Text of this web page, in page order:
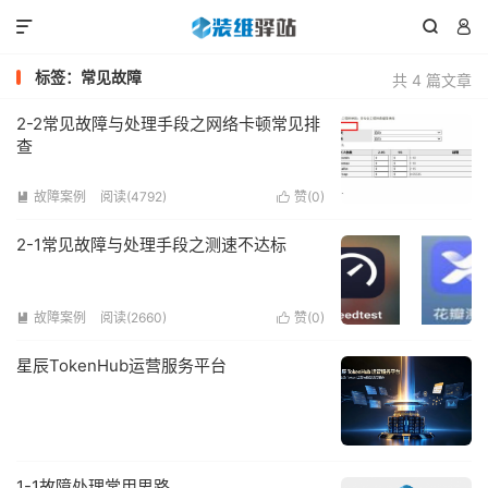
 

共 4 篇文章
标签：常见故障
2-2常见故障与处理手段之网络卡顿常见排
查
 赞(0)
 故障案例 阅读(4792)
2-1常见故障与处理手段之测速不达标
 赞(0)
 故障案例 阅读(2660)
星辰TokenHub运营服务平台